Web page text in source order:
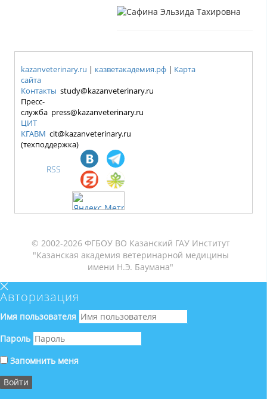
kazanveterinary.ru | казветакадемия.рф | Карта
сайта
Контакты study@kazanveterinary.ru
Пресс-
служба press@kazanveterinary.ru
ЦИТ
КГАВМ cit@kazanveterinary.ru
(техподдержка)
RSS
© 2002-2026 ФГБОУ ВО Казанский ГАУ Институт
"Казанская академия ветеринарной медицины
имени Н.Э. Баумана"
Авторизация
Имя пользователя
Пароль
Запомнить меня